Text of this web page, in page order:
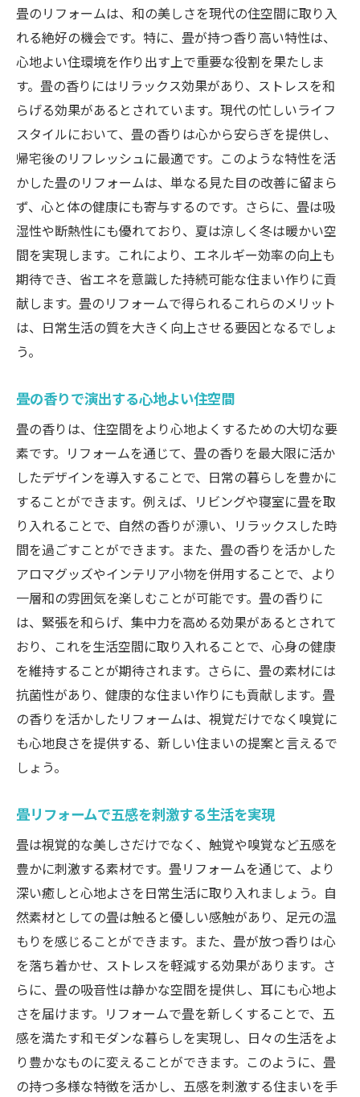
畳のリフォームは、和の美しさを現代の住空間に取り入
れる絶好の機会です。特に、畳が持つ香り高い特性は、
心地よい住環境を作り出す上で重要な役割を果たしま
す。畳の香りにはリラックス効果があり、ストレスを和
らげる効果があるとされています。現代の忙しいライフ
スタイルにおいて、畳の香りは心から安らぎを提供し、
帰宅後のリフレッシュに最適です。このような特性を活
かした畳のリフォームは、単なる見た目の改善に留まら
ず、心と体の健康にも寄与するのです。さらに、畳は吸
湿性や断熱性にも優れており、夏は涼しく冬は暖かい空
間を実現します。これにより、エネルギー効率の向上も
期待でき、省エネを意識した持続可能な住まい作りに貢
献します。畳のリフォームで得られるこれらのメリット
は、日常生活の質を大きく向上させる要因となるでしょ
う。
畳の香りで演出する心地よい住空間
畳の香りは、住空間をより心地よくするための大切な要
素です。リフォームを通じて、畳の香りを最大限に活か
したデザインを導入することで、日常の暮らしを豊かに
することができます。例えば、リビングや寝室に畳を取
り入れることで、自然の香りが漂い、リラックスした時
間を過ごすことができます。また、畳の香りを活かした
アロマグッズやインテリア小物を併用することで、より
一層和の雰囲気を楽しむことが可能です。畳の香りに
は、緊張を和らげ、集中力を高める効果があるとされて
おり、これを生活空間に取り入れることで、心身の健康
を維持することが期待されます。さらに、畳の素材には
抗菌性があり、健康的な住まい作りにも貢献します。畳
の香りを活かしたリフォームは、視覚だけでなく嗅覚に
も心地良さを提供する、新しい住まいの提案と言えるで
しょう。
畳リフォームで五感を刺激する生活を実現
畳は視覚的な美しさだけでなく、触覚や嗅覚など五感を
豊かに刺激する素材です。畳リフォームを通じて、より
深い癒しと心地よさを日常生活に取り入れましょう。自
然素材としての畳は触ると優しい感触があり、足元の温
もりを感じることができます。また、畳が放つ香りは心
を落ち着かせ、ストレスを軽減する効果があります。さ
らに、畳の吸音性は静かな空間を提供し、耳にも心地よ
さを届けます。リフォームで畳を新しくすることで、五
感を満たす和モダンな暮らしを実現し、日々の生活をよ
り豊かなものに変えることができます。このように、畳
の持つ多様な特徴を活かし、五感を刺激する住まいを手